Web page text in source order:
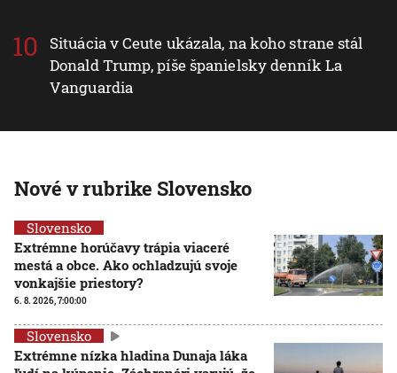
Situácia v Ceute ukázala, na koho strane stál
Donald Trump, píše španielsky denník La
Vanguardia
Nové v rubrike Slovensko
Slovensko
Extrémne horúčavy trápia viaceré
mestá a obce. Ako ochladzujú svoje
vonkajšie priestory?
6. 8. 2026, 7:00:00
Slovensko
Extrémne nízka hladina Dunaja láka